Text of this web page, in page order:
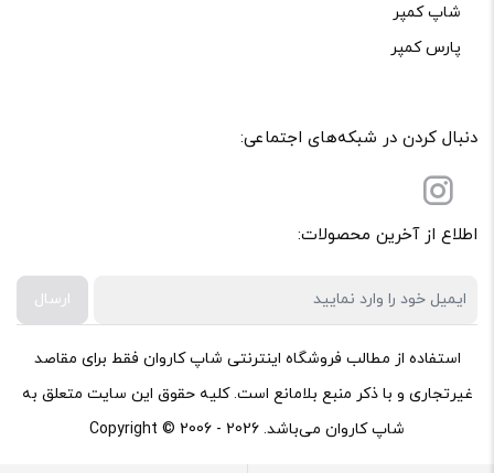
شاپ کمپر
پارس کمپر
دنبال کردن در شبکه‌های اجتماعی:
اطلاع از آخرین محصولات:
ارسال
استفاده از مطالب فروشگاه اینترنتی شاپ کاروان فقط برای مقاصد
غیرتجاری و با ذکر منبع بلامانع است. کلیه حقوق این سایت متعلق به
شاپ کاروان می‌باشد. Copyright © 2006 - 2026